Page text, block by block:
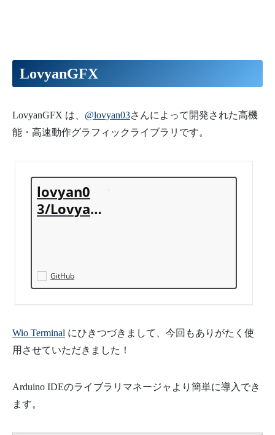
LovyanGFX
LovyanGFX は、 @lovyan03さんによって開発された高機
能・高速動作グラフィックライブラリです。
lovyan0
3/Lovyan
GitHub
Wio Terminal にひきつづきまして、今回もありがたく使
用させていただきました！
Arduino IDEのライブラリマネージャより簡単に導入でき
ます。